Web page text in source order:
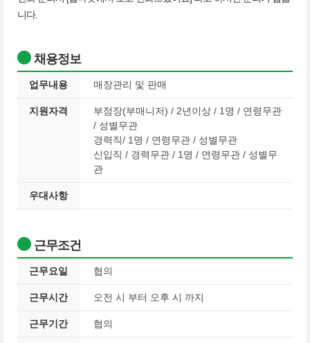
니다.
채용정보
업무내용 매장관리 및 판매
지원자격
부점장(부매니저) / 2년이상 / 1명 / 연령무관
/ 성별무관
경력직/ 1명 / 연령무관 / 성별무관
신입직 / 경력무관 / 1명 / 연령무관 / 성별무
관
우대사항
근무조건
근무요일 협의
근무시간 오전 시 부터 오후 시 까지
근무기간 협의